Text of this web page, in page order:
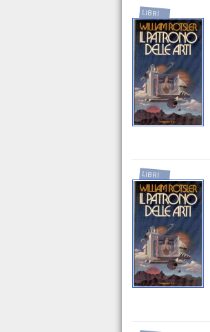
LIBRI
LIBRI